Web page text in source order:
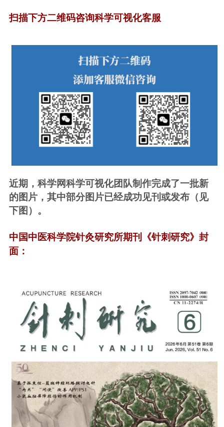
扫描下方二维码咨询科学可视化客服
近期，科学网科学可视化团队制作完成了一批新
的图片，其中部分图片已经成功见刊或发布（见
下图）。
中国中医科学院针灸研究所期刊《针刺研究》封
面：